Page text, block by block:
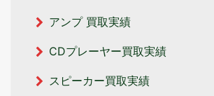
アンプ 買取実績
CDプレーヤー買取実績
スピーカー買取実績